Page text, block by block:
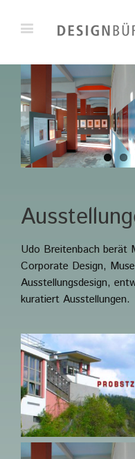
Udo Breitenbach berät
Corporate Design,
Ausstellungsdesign,
kuratiert Ausstellungen.